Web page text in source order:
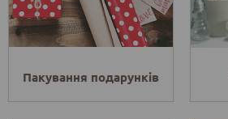
Пакування подарунків